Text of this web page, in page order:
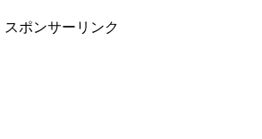
スポンサーリンク